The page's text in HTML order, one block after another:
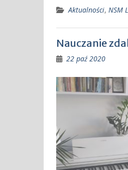
Aktualności, NSM
Nauczanie
22 paź 2020